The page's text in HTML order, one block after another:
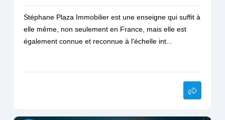
Stéphane Plaza Immobilier est une enseigne qui suffit à
elle même, non seulement en France, mais elle est
également connue et reconnue à l'échelle int...